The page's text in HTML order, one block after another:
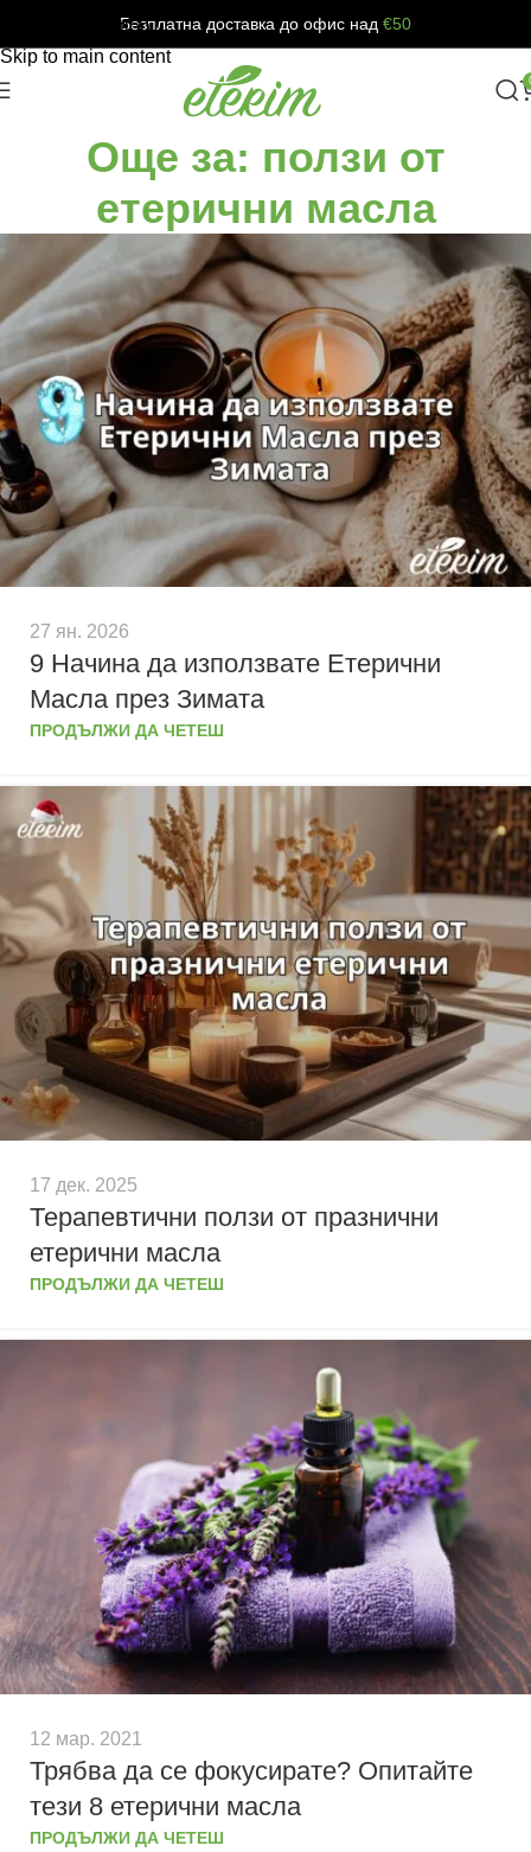
Skip to navigation
Skip to main content
Безплатна доставка до офис над €50
Още за: ползи от
етерични масла
27 ян. 2026
9 Начина да използвате Етерични
Масла през Зимата
ПРОДЪЛЖИ ДА ЧЕТЕШ
17 дек. 2025
Терапевтични ползи от празнични
етерични масла
ПРОДЪЛЖИ ДА ЧЕТЕШ
12 мар. 2021
Трябва да се фокусирате? Опитайте
тези 8 етерични масла
ПРОДЪЛЖИ ДА ЧЕТЕШ